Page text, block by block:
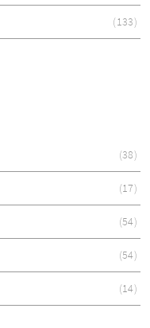
133
38
17
54
54
14